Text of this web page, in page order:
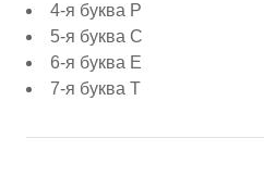
4-я буква Р
5-я буква С
6-я буква Е
7-я буква Т